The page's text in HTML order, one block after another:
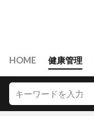
HOME 健康管理